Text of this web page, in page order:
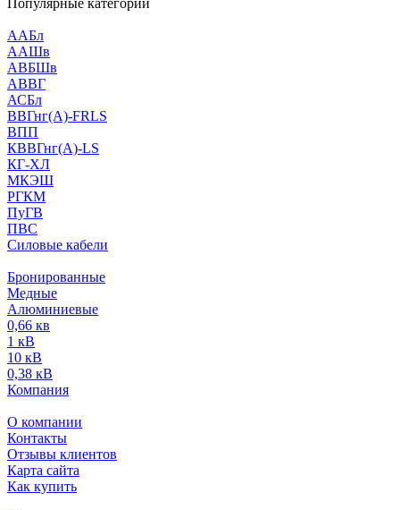
Популярные категории
ААБл
ААШв
АВБШв
АВВГ
АСБл
ВВГнг(А)-FRLS
ВПП
КВВГнг(А)-LS
КГ-ХЛ
МКЭШ
РГКМ
ПуГВ
ПВС
Силовые кабели
Бронированные
Медные
Алюминиевые
0,66 кв
1 кВ
10 кВ
0,38 кВ
Компания
О компании
Контакты
Отзывы клиентов
Карта сайта
Как купить